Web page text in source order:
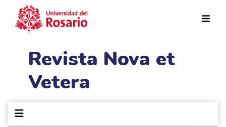
Revista Nova et
Vetera